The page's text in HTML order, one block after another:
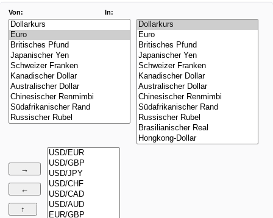
Von: In: